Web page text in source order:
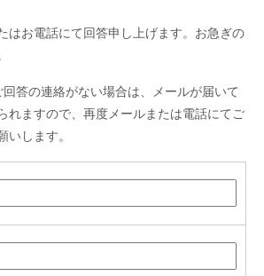
はお電話にて回答申し上げます。お急ぎの
答の連絡がない場合は、メールが届いて
れますので、再度メールまたは電話にてご
いします。